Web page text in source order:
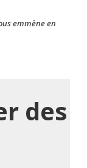
emmène en
des